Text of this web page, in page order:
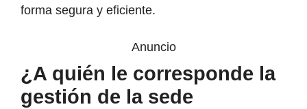
forma segura y eficiente.
Anuncio
¿A quién le corresponde la
gestión de la sede